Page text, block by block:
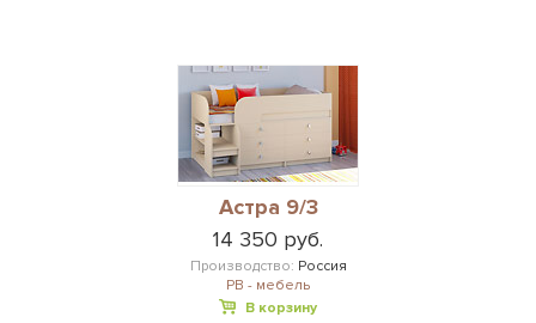
Астра 9/3
14 350 руб.
Производство: Россия
РВ - мебель
В корзину